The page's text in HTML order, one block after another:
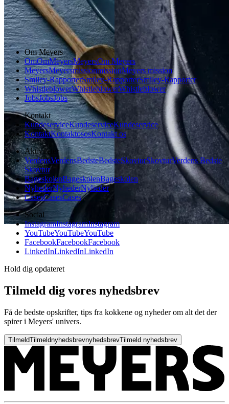
Vintermad
Aftensmad
Om Meyers
OmOmMeyersMeyersOm Meyers
MeyersMeyersmissionmissionMeyers mission
Smiley-RapporterSmiley-RapporterSmiley-Rapporter
WhistleblowerWhistleblowerWhistleblower
JobsJobsJobs
Kontakt
KundeserviceKundeserviceKundeservice
KontaktKontaktososKontakt os
Aktiviteter
VerdensVerdensBedsteBedsteSkovturSkovturVerdens Bedste
Skovtur
BageskolenBageskolenBageskolen
NyhederNyhederNyheder
CasesCasesCases
Social
InstagramInstagramInstagram
YouTubeYouTubeYouTube
FacebookFacebookFacebook
LinkedInLinkedInLinkedIn
Hold dig opdateret
Tilmeld dig vores nyhedsbrev
Få de bedste opskrifter, tips fra kokkene og nyheder om alt det der
spirer i Meyers' univers.
TilmeldTilmeldnyhedsbrevnyhedsbrevTilmeld nyhedsbrev